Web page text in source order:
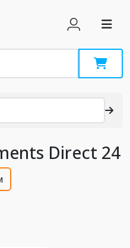
Direct 24